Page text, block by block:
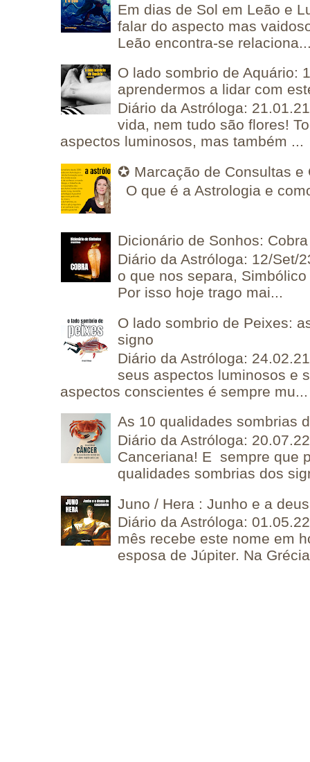
Em dias de Sol em Leão e
falar do aspecto mas
Leão encontra-se
O lado sombrio de Aquário:
aprendermos a lidar com
Diário da Astróloga:
vida, nem tudo são flores!
aspectos luminosos, mas também ...
✪ Marcação de Consultas e
O que é a Astrologia e
Dicionário de Sonhos: Cobra
Diário da Astróloga: 12/Set/
o que nos separa,
Por isso hoje trago mai...
O lado sombrio de Peixes:
signo
Diário da Astróloga:
seus aspectos luminosos e
aspectos conscientes é sempre mu...
As 10 qualidades sombrias
Diário da Astróloga:
Canceriana! E sempre que
qualidades sombrias dos
Juno / Hera : Junho e a
Diário da Astróloga:
mês recebe este nome em
esposa de Júpiter. Na